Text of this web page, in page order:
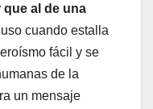
al de una
cuando estalla
fácil y se
de la
un mensaje